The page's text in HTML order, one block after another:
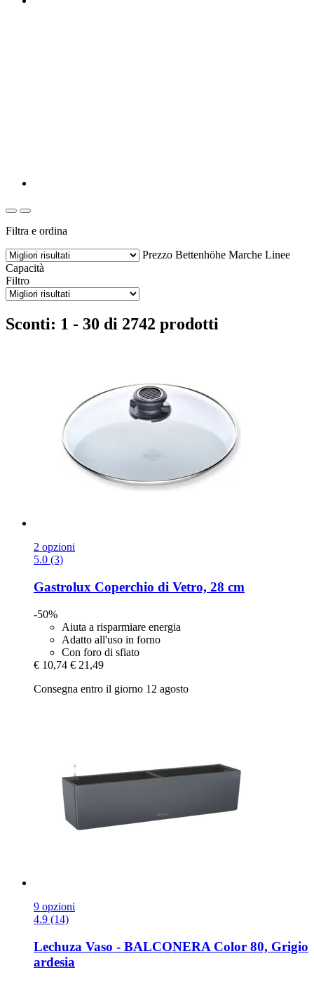
Filtra e ordina
Prezzo Bettenhöhe Marche Linee
Capacità
Filtro
Sconti: 1 - 30 di 2742 prodotti
2 opzioni
5.0 (3)
Gastrolux Coperchio di Vetro, 28 cm
-50%
Aiuta a risparmiare energia
Adatto all'uso in forno
Con foro di sfiato
€ 10,74 € 21,49
Consegna entro il giorno 12 agosto
9 opzioni
4.9 (14)
Lechuza Vaso -​ BALCONERA Color 80, Grigio
ardesia